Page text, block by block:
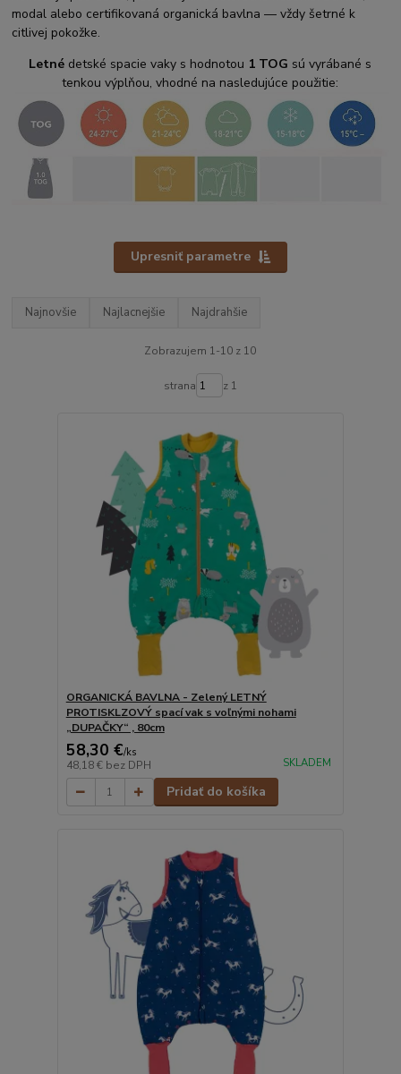
modal alebo certifikovaná organická bavlna — vždy šetrné k
citlivej pokožke.
Letné detské spacie vaky s hodnotou 1 TOG sú vyrábané s
tenkou výplňou, vhodné na nasledujúce použitie:
Upresniť parametre
Najnovšie Najlacnejšie Najdrahšie
Zobrazujem 1-10 z 10
strana z 1
ORGANICKÁ BAVLNA - Zelený LETNÝ
PROTISKLZOVÝ spací vak s voľnými nohami
„DUPAČKY“ , 80cm
58,30 €/ks
48,18 € bez DPH SKLADEM
Pridať do košíka